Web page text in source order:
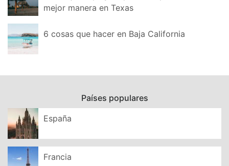
mejor manera en Texas
6 cosas que hacer en Baja California
Países populares
España
Francia